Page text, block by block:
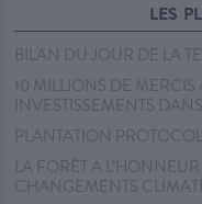
LES
BILAN DU JOUR DE LA
10 MILLIONS DE
INVESTISSEMENTS
PLANTATION
LA FORÊT À
CHANGEMENTS